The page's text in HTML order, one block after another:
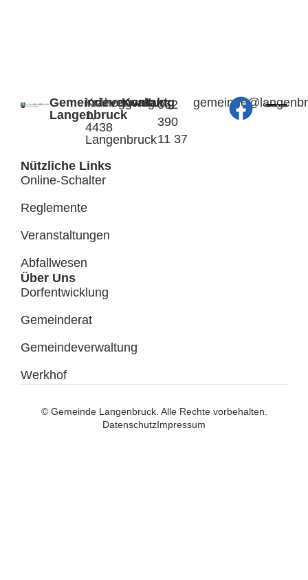
Gemeindeverwaltung
Langenbruck
Kräheggweg
1,
4438
Langenbruck
Kontakt:
062
390
11 37
@edniemeg
Nützliche Links
Online-Schalter
Reglemente
Veranstaltungen
Abfallwesen
Über Uns
Dorfentwicklung
Gemeinderat
Gemeindeverwaltung
Werkhof
© Gemeinde Langenbruck. Alle Rechte vorbehalten.
DatenschutzImpressum